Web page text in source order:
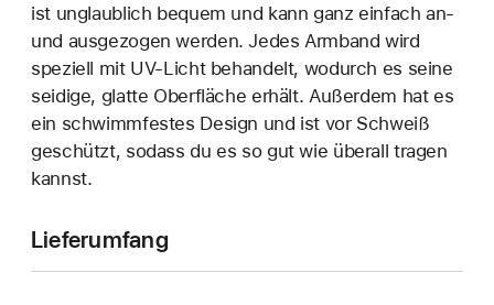
ist unglaublich bequem und kann ganz einfach an‑
und ausgezogen werden. Jedes Armband wird
speziell mit UV-Licht behandelt, wodurch es seine
seidige, glatte Oberfläche erhält. Außerdem hat es
ein schwimmfestes Design und ist vor Schweiß
geschützt, sodass du es so gut wie überall tragen
kannst.
Lieferumfang